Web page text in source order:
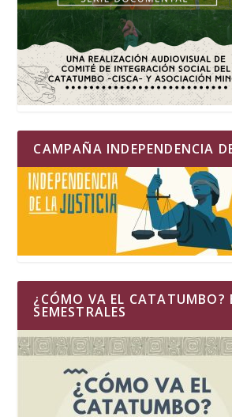
CAMPAÑA INDEPENDENCIA
¿CÓMO VA EL CATATUMBO?
SEMESTRALES